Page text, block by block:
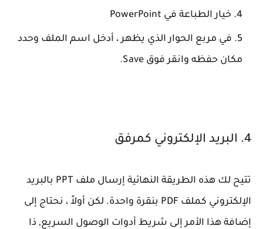
خيار الطباعة في PowerPoint
في مربع الحوار الذي يظهر ، أدخل اسم الملف وحدد
مكان حفظه وانقر فوق Save.
4. البريد الإلكتروني كمرفق
تتيح لك هذه الطريقة النهائية إرسال ملف PPT بالبريد
الإلكتروني كملف PDF بنقرة واحدة. لكن أولاً ، نحتاج إلى
إضافة هذا الأمر إلى شريط أدوات الوصول السريع, ذا